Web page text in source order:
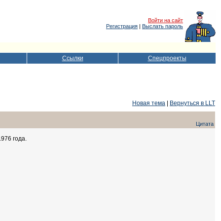
Войти на сайт
Регистрация | Выслать пароль
Ссылки Спецпроекты
Новая тема
Вернуться в LLT
Цитата
года.